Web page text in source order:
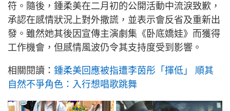
符。隨後，鍾柔美在二月初的公開活動中流淚致歉，
承認在感情狀況上對外撒謊，並表示會反省及重新出
發。雖然她其後因宣傳主演劇集《卧底嬌娃》而獲得
工作機會，但感情風波仍令其支持度受到影響。
相關閱讀： 鍾柔美回應被指遭李茵彤「揮低」 順其
自然不爭角色：入行想唱歌跳舞